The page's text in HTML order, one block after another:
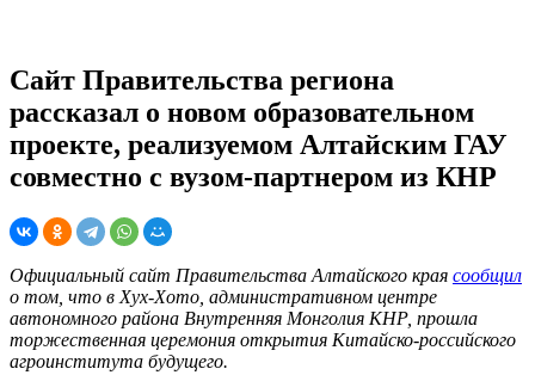
Сайт Правительства региона
рассказал о новом образовательном
проекте, реализуемом Алтайским ГАУ
совместно с вузом-партнером из КНР
Официальный сайт Правительства Алтайского края сообщил
о том, что в Хух-Хото, административном центре
автономного района Внутренняя Монголия КНР, прошла
торжественная церемония открытия Китайско-российского
агроинститута будущего.